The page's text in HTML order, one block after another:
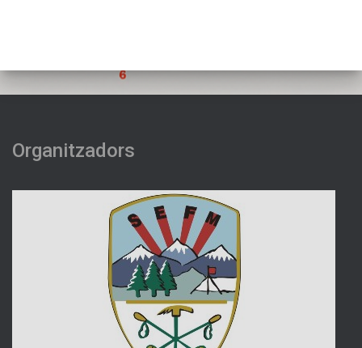
Organitzadors